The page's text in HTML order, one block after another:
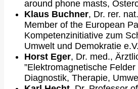
around phone masts,
Klaus Buchner, Dr. rer.
Member of the European
Kompetenzinitiative zum
Umwelt und Demokratie
Horst Eger, Dr. med.,
”Elektromagnetische
Diagnostik, Therapie,